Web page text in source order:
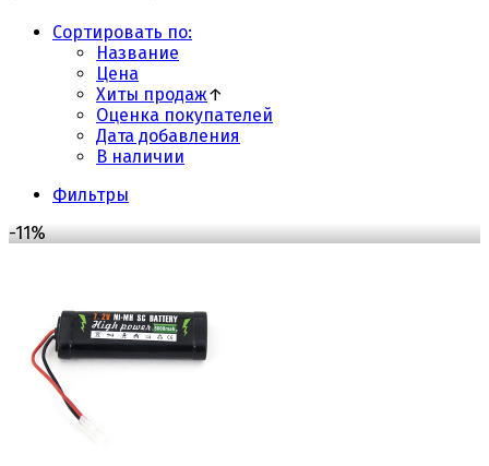
Сортировать по:
Название
Цена
Хиты продаж↑
Оценка покупателей
Дата добавления
В наличии
Фильтры
-11%